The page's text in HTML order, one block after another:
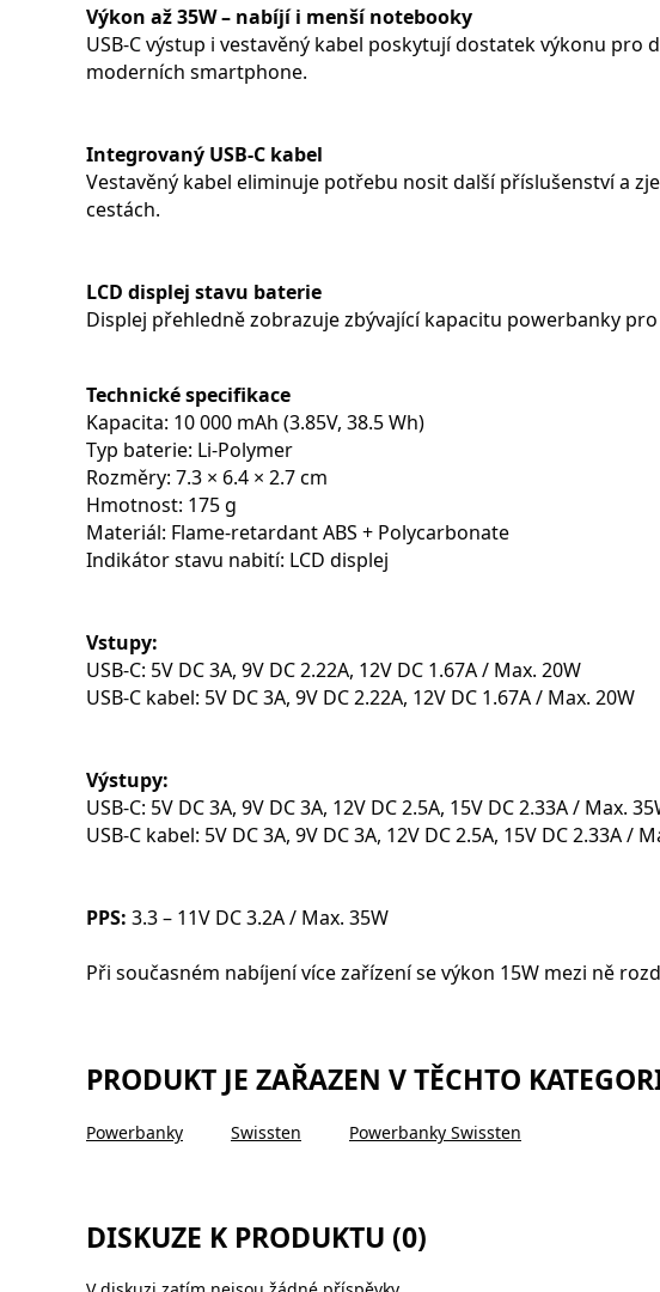
Výkon až 35W – nabíjí i menší notebooky
USB-C výstup i vestavěný kabel poskytují dostatek výkonu
moderních smartphone.
Integrovaný USB-C kabel
Vestavěný kabel eliminuje potřebu nosit další příslušenství a
cestách.
LCD displej stavu baterie
Displej přehledně zobrazuje zbývající kapacitu powerbanky
Technické specifikace
Kapacita: 10 000 mAh (3.85V, 38.5 Wh)
Typ baterie: Li-Polymer
Rozměry: 7.3 × 6.4 × 2.7 cm
Hmotnost: 175 g
Materiál: Flame-retardant ABS + Polycarbonate
Indikátor stavu nabití: LCD displej
Vstupy:
USB-C: 5V DC 3A, 9V DC 2.22A, 12V DC 1.67A / Max. 20W
USB-C kabel: 5V DC 3A, 9V DC 2.22A, 12V DC 1.67A / Max. 20W
Výstupy:
USB-C: 5V DC 3A, 9V DC 3A, 12V DC 2.5A, 15V DC 2.33A / Max.
USB-C kabel: 5V DC 3A, 9V DC 3A, 12V DC 2.5A, 15V DC 2.33A /
PPS: 3.3 – 11V DC 3.2A / Max. 35W
Při současném nabíjení více zařízení se výkon 15W mezi ně
PRODUKT JE ZAŘAZEN V TĚCHTO
Powerbanky Swissten Powerbanky Swissten
DISKUZE K PRODUKTU (0)